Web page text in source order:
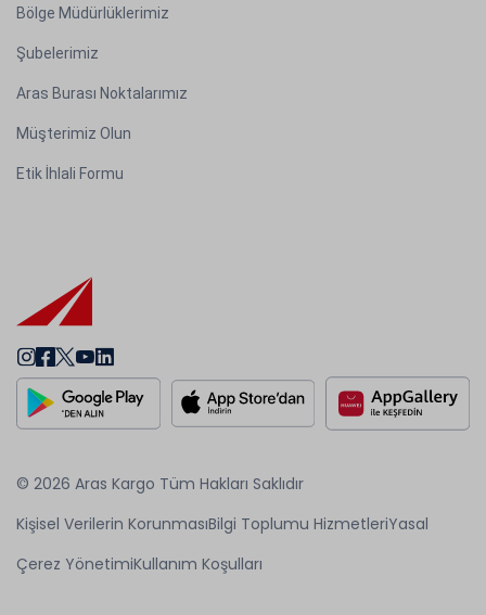
Bölge Müdürlüklerimiz
Şubelerimiz
Aras Burası Noktalarımız
Müşterimiz Olun
Etik İhlali Formu
© 2026 Aras Kargo Tüm Hakları Saklıdır
Kişisel Verilerin KorunmasıBilgi Toplumu HizmetleriYasal
Çerez YönetimiKullanım Koşulları